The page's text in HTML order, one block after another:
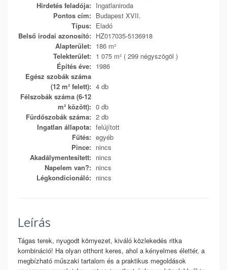
Hirdetés feladója: Ingatlaniroda
Pontos cím: Budapest XVII.
Típus: Eladó
Belső irodai azonosító: HZ017035-5136918
Alapterület: 186 m²
Telekterület: 1 075 m² ( 299 négyszögöl )
Építés éve: 1986
Egész szobák száma
(12 m² felett): 4 db
Félszobák száma (6-12
m² között): 0 db
Fürdőszobák száma: 2 db
Ingatlan állapota: felújított
Fűtés: egyéb
Pince: nincs
Akadálymentesített: nincs
Napelem van?: nincs
Légkondicionáló: nincs
Leírás
Tágas terek, nyugodt környezet, kiváló közlekedés ritka
kombináció! Ha olyan otthont keres, ahol a kényelmes élettér, a
megbízható műszaki tartalom és a praktikus megoldások